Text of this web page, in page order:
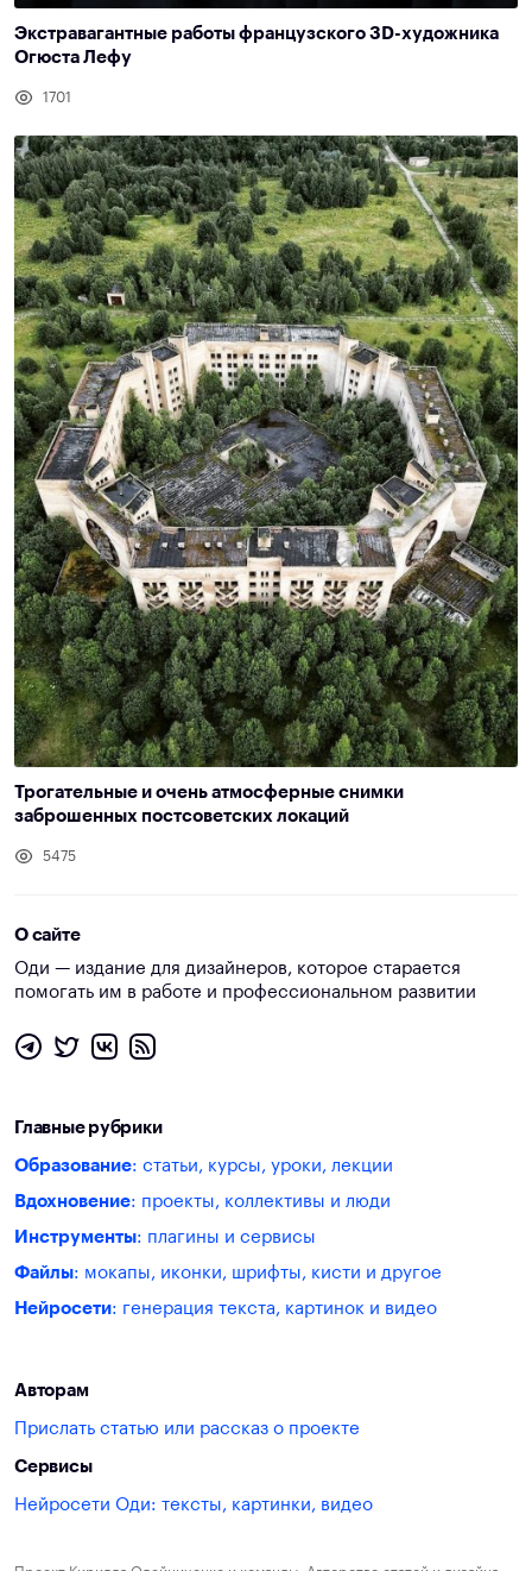
Экстравагантные работы французского 3D-художника
Огюста Лефу
1701
Трогательные и очень атмосферные снимки
заброшенных постсоветских локаций
5475
О сайте
Оди — издание для дизайнеров, которое старается
помогать им в работе и профессиональном развитии
Главные рубрики
Образование: статьи, курсы, уроки, лекции
Вдохновение: проекты, коллективы и люди
Инструменты: плагины и сервисы
Файлы: мокапы, иконки, шрифты, кисти и другое
Нейросети: генерация текста, картинок и видео
Авторам
Прислать статью или рассказ о проекте
Сервисы
Нейросети Оди: тексты, картинки, видео